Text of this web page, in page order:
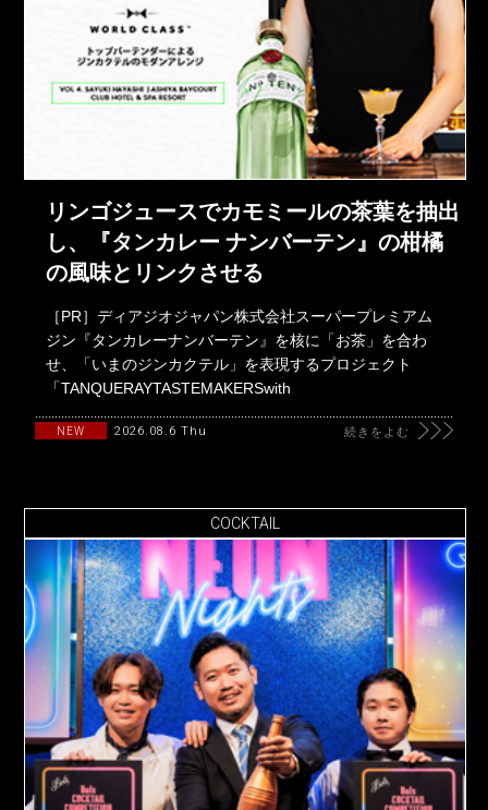
リンゴジュースでカモミールの茶葉を抽出
し、『タンカレー ナンバーテン』の柑橘
の風味とリンクさせる
［PR］ディアジオジャパン株式会社スーパープレミアム
ジン『タンカレーナンバーテン』を核に「お茶」を合わ
せ、「いまのジンカクテル」を表現するプロジェクト
「TANQUERAYTASTEMAKERSwith
NEW 2026.08.6 Thu 続きをよむ
COCKTAIL